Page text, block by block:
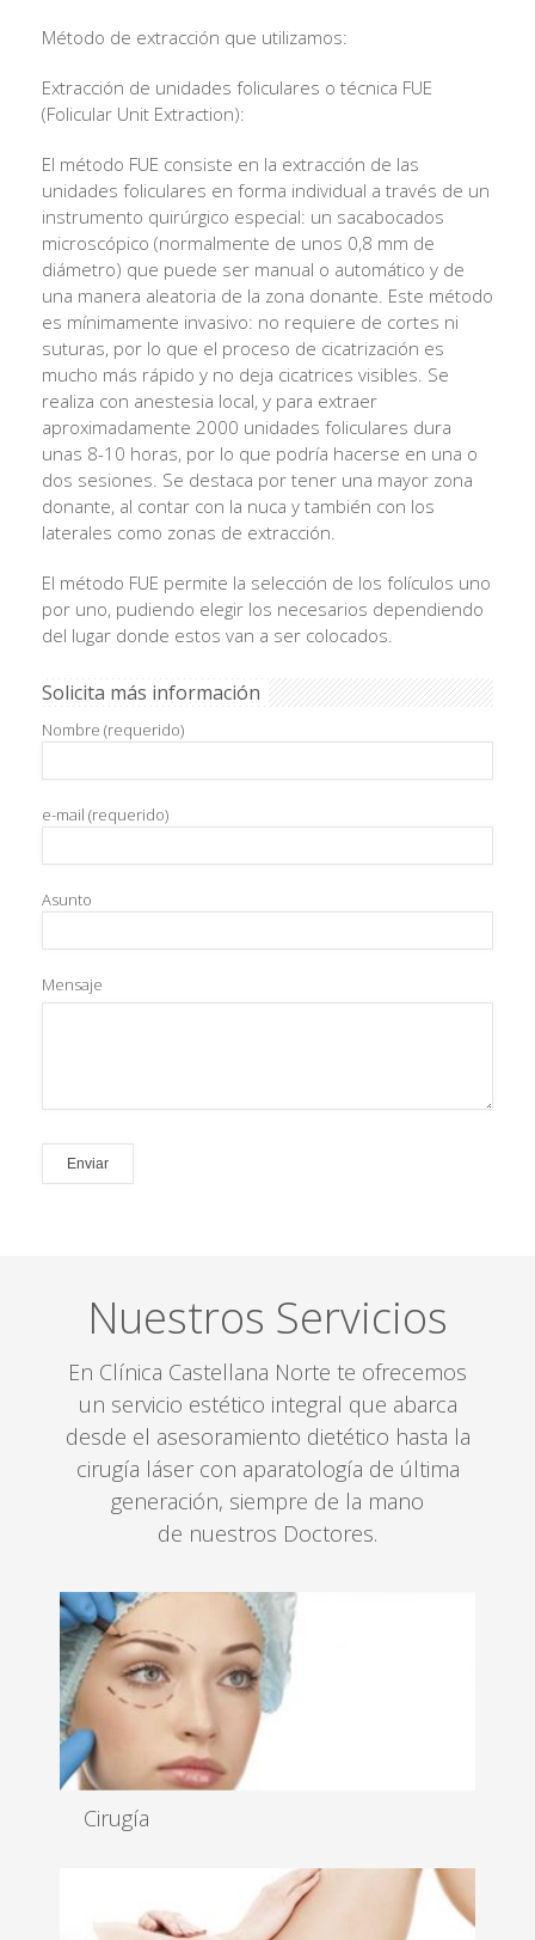
Método de extracción que utilizamos:
Extracción de unidades foliculares o técnica FUE
(Folicular Unit Extraction):
El método FUE consiste en la extracción de las
unidades foliculares en forma individual a través de un
instrumento quirúrgico especial: un sacabocados
microscópico (normalmente de unos 0,8 mm de
diámetro) que puede ser manual o automático y de
una manera aleatoria de la zona donante. Este método
es mínimamente invasivo: no requiere de cortes ni
suturas, por lo que el proceso de cicatrización es
mucho más rápido y no deja cicatrices visibles. Se
realiza con anestesia local, y para extraer
aproximadamente 2000 unidades foliculares dura
unas 8-10 horas, por lo que podría hacerse en una o
dos sesiones. Se destaca por tener una mayor zona
donante, al contar con la nuca y también con los
laterales como zonas de extracción.
El método FUE permite la selección de los folículos uno
por uno, pudiendo elegir los necesarios dependiendo
del lugar donde estos van a ser colocados.
Solicita más información
Nombre (requerido)
e-mail (requerido)
Asunto
Mensaje
Nuestros Servicios
En Clínica Castellana Norte te ofrecemos
un servicio estético integral que abarca
desde el asesoramiento dietético hasta la
cirugía láser con aparatología de última
generación, siempre de la mano
de nuestros Doctores.
Cirugía
Leer más